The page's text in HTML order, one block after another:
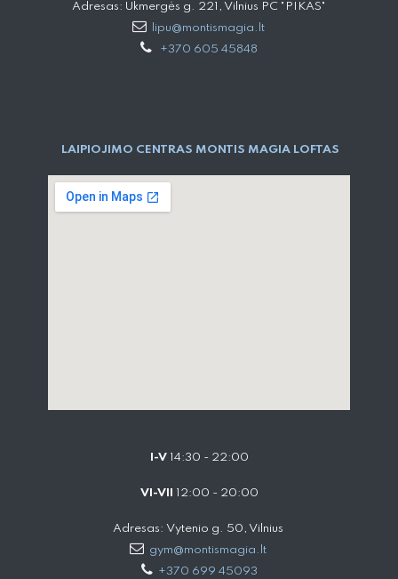
Adresas: Ukmergės g. 221, Vilnius PC "PIKAS"
lipu@montismagia.lt
+370 605 45848
LAIPIOJIMO CENTRAS MONTIS MAGIA LOFTAS
I-V14:30 - 22:00
VI-VII 12:00 - 20:00
Adresas: Vytenio g. 50, Vilnius
gym@montismagia.lt
+370 699 45093